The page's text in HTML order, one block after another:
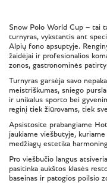
Snow Polo World Cup – tai
turnyras, vykstantis ant
Alpių fono apsuptyje.
žaidėjai ir profesionalios
zonos, gastronominės
Turnyras garsėja savo
meistriškumas, sniego
ir unikalus sporto bei
reginį tiek žiūrovams, tiek
Apsistosite prabangiame
jaukiame viešbutyje,
medžiagų estetika
Pro viešbučio langus
pasitinka aukštos klasės
baseinas ir patogios poilsio